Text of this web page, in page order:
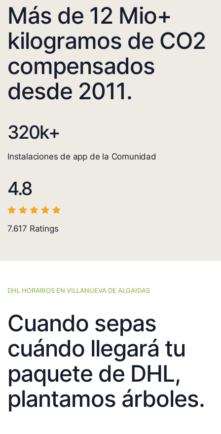
Más de 12 Mio+
kilogramos de CO2
compensados
desde 2011.
320k+
Instalaciones de app de la Comunidad
4.8
7.617 Ratings
DHL HORARIOS EN VILLANUEVA DE ALGAIDAS
Cuando sepas
cuándo llegará tu
paquete de DHL,
plantamos árboles.